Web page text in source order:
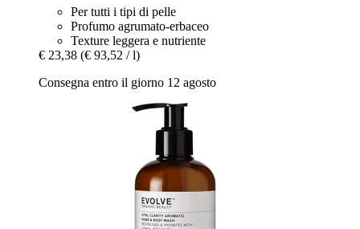
Per tutti i tipi di pelle
Profumo agrumato-erbaceo
Texture leggera e nutriente
€ 23,38 (€ 93,52 / l)
Consegna entro il giorno 12 agosto